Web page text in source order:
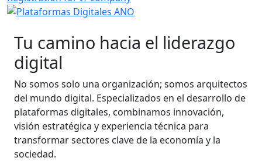
Tu camino hacia el liderazgo
digital
No somos solo una organización; somos arquitectos
del mundo digital. Especializados en el desarrollo de
plataformas digitales, combinamos innovación,
visión estratégica y experiencia técnica para
transformar sectores clave de la economía y la
sociedad.